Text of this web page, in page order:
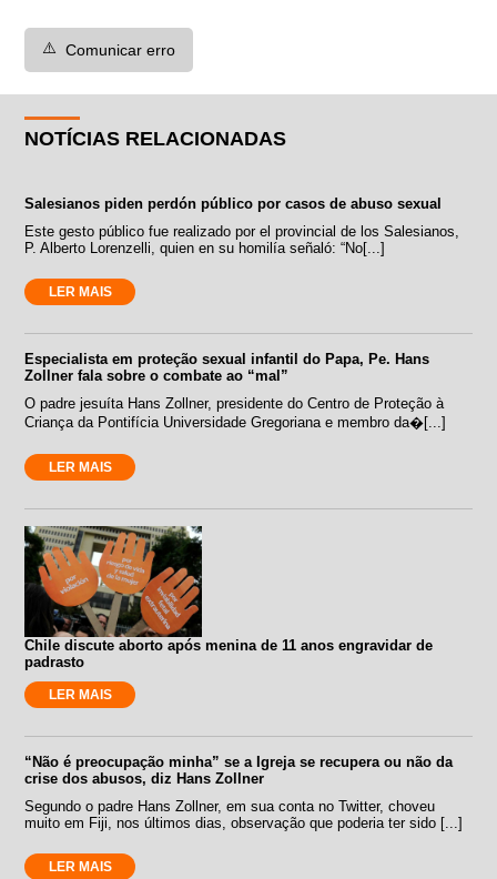
⚠️ Comunicar erro
NOTÍCIAS RELACIONADAS
Salesianos piden perdón público por casos de abuso sexual
Este gesto público fue realizado por el provincial de los Salesianos,
P. Alberto Lorenzelli, quien en su homilía señaló: “No[...]
LER MAIS
Especialista em proteção sexual infantil do Papa, Pe. Hans
Zollner fala sobre o combate ao “mal”
O padre jesuíta Hans Zollner, presidente do Centro de Proteção à
Criança da Pontifícia Universidade Gregoriana e membro da�[...]
LER MAIS
Chile discute aborto após menina de 11 anos engravidar de
padrasto
LER MAIS
“Não é preocupação minha” se a Igreja se recupera ou não da
crise dos abusos, diz Hans Zollner
Segundo o padre Hans Zollner, em sua conta no Twitter, choveu
muito em Fiji, nos últimos dias, observação que poderia ter sido [...]
LER MAIS